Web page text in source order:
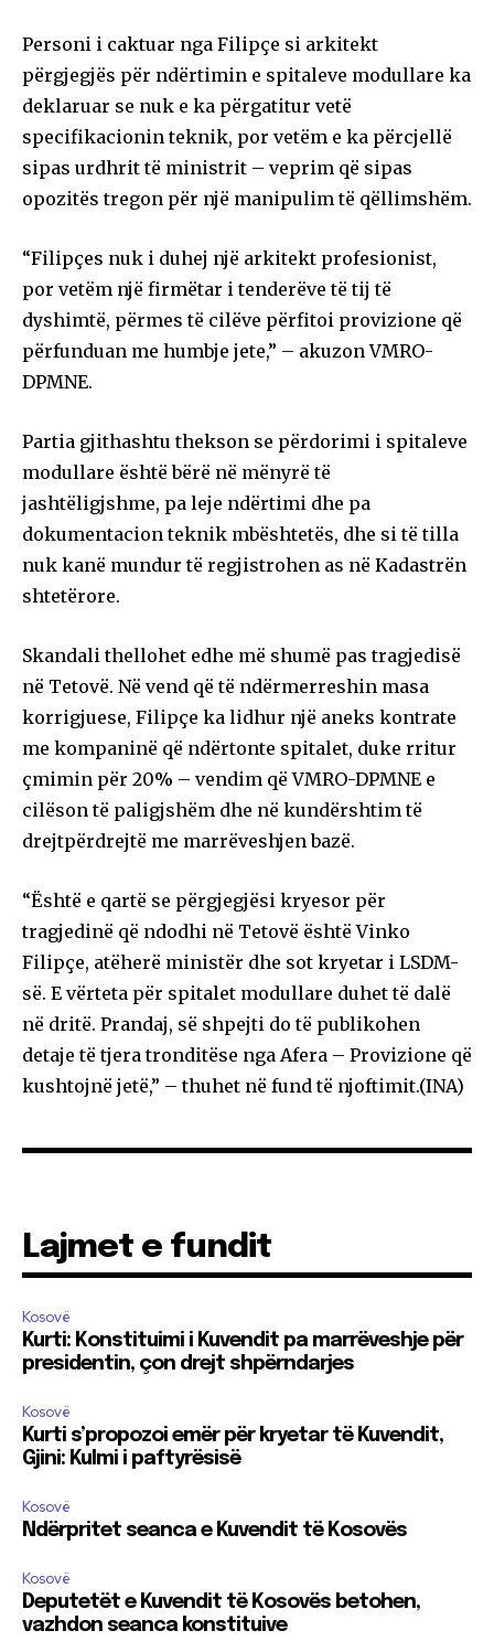
Personi i caktuar nga Filipçe si arkitekt
përgjegjës për ndërtimin e spitaleve modullare ka
deklaruar se nuk e ka përgatitur vetë
specifikacionin teknik, por vetëm e ka përcjellë
sipas urdhrit të ministrit – veprim që sipas
opozitës tregon për një manipulim të qëllimshëm.
“Filipçes nuk i duhej një arkitekt profesionist,
por vetëm një firmëtar i tenderëve të tij të
dyshimtë, përmes të cilëve përfitoi provizione që
përfunduan me humbje jete,” – akuzon VMRO-
DPMNE.
Partia gjithashtu thekson se përdorimi i spitaleve
modullare është bërë në mënyrë të
jashtëligjshme, pa leje ndërtimi dhe pa
dokumentacion teknik mbështetës, dhe si të tilla
nuk kanë mundur të regjistrohen as në Kadastrën
shtetërore.
Skandali thellohet edhe më shumë pas tragjedisë
në Tetovë. Në vend që të ndërmerreshin masa
korrigjuese, Filipçe ka lidhur një aneks kontrate
me kompaninë që ndërtonte spitalet, duke rritur
çmimin për 20% – vendim që VMRO-DPMNE e
cilëson të paligjshëm dhe në kundërshtim të
drejtpërdrejtë me marrëveshjen bazë.
“Është e qartë se përgjegjësi kryesor për
tragjedinë që ndodhi në Tetovë është Vinko
Filipçe, atëherë ministër dhe sot kryetar i LSDM-
së. E vërteta për spitalet modullare duhet të dalë
në dritë. Prandaj, së shpejti do të publikohen
detaje të tjera tronditëse nga Afera – Provizione që
kushtojnë jetë,” – thuhet në fund të njoftimit.(INA)
Lajmet e fundit
Kosovë
Kurti: Konstituimi i Kuvendit pa marrëveshje për
presidentin, çon drejt shpërndarjes
Kosovë
Kurti s’propozoi emër për kryetar të Kuvendit,
Gjini: Kulmi i paftyrësisë
Kosovë
Ndërpritet seanca e Kuvendit të Kosovës
Kosovë
Deputetët e Kuvendit të Kosovës betohen,
vazhdon seanca konstituive